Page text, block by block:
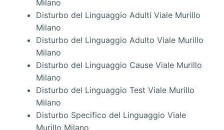
Milano
Disturbo del Linguaggio Adulti Viale Murillo
Milano
Disturbo del Linguaggio Adulto Viale Murillo
Milano
Disturbo del Linguaggio Cause Viale Murillo
Milano
Disturbo del Linguaggio Test Viale Murillo
Milano
Disturbo Specifico del Linguaggio Viale
Murillo Milano